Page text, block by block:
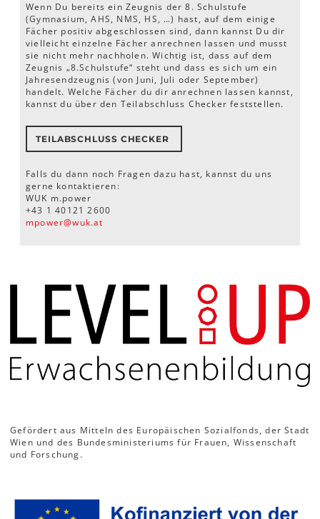
Wenn Du bereits ein Zeugnis der 8. Schulstufe
(Gymnasium, AHS, NMS, HS, …) hast, auf dem einige
Fächer positiv abgeschlossen sind, dann kannst Du dir
vielleicht einzelne Fächer anrechnen lassen und musst
sie nicht mehr nachholen. Wichtig ist, dass auf dem
Zeugnis „8.Schulstufe“ steht und dass es sich um ein
Jahresendzeugnis (von Juni, Juli oder September)
handelt. Welche Fächer du dir anrechnen lassen kannst,
kannst du über den Teilabschluss Checker feststellen.
TEILABSCHLUSS CHECKER
Falls du dann noch Fragen dazu hast, kannst du uns
gerne kontaktieren:
WUK m.power
+43 1 40121 2600
mpower@wuk.at
Gefördert aus Mitteln des Europäischen Sozialfonds, der Stadt
Wien und des Bundesministeriums für Frauen, Wissenschaft
und Forschung.